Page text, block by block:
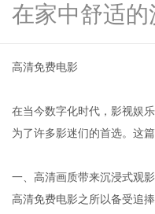
在家中舒适
高清免费电影
在当今数字化时代，影视娱
为了许多影迷们的首选。这
一、高清画质带来沉浸式观
高清免费电影之所以备受追